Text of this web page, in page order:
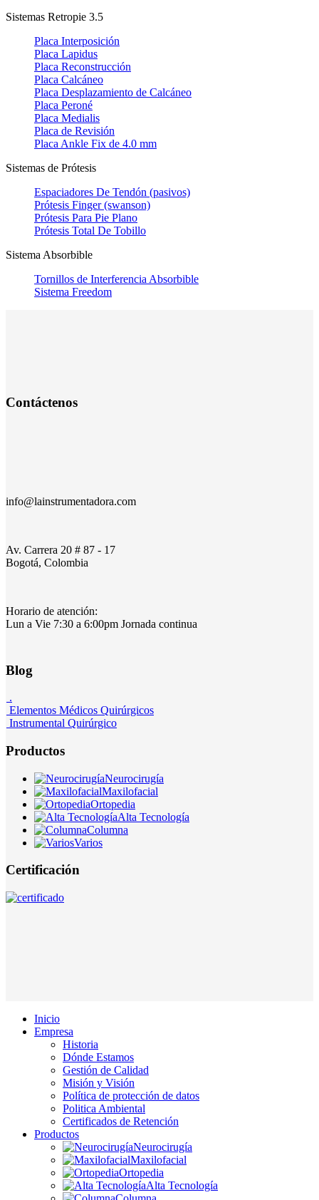
Sistemas Retropie 3.5
Placa Interposición
Placa Lapidus
Placa Reconstrucción
Placa Calcáneo
Placa Desplazamiento de Calcáneo
Placa Peroné
Placa Medialis
Placa de Revisión
Placa Ankle Fix de 4.0 mm
Sistemas de Prótesis
Espaciadores De Tendón (pasivos)
Prótesis Finger (swanson)
Prótesis Para Pie Plano
Prótesis Total De Tobillo
Sistema Absorbible
Tornillos de Interferencia Absorbible
Sistema Freedom
Contáctenos
info@lainstrumentadora.com
Av. Carrera 20 # 87 - 17
Bogotá, Colombia
Horario de atención:
Lun a Vie 7:30 a 6:00pm Jornada continua
Blog
.
Elementos Médicos Quirúrgicos
Instrumental Quirúrgico
Productos
Neurocirugía
Maxilofacial
Ortopedia
Alta Tecnología
Columna
Varios
Certificación
Inicio
Empresa
Historia
Dónde Estamos
Gestión de Calidad
Misión y Visión
Política de protección de datos
Politica Ambiental
Certificados de Retención
Productos
Neurocirugía
Maxilofacial
Ortopedia
Alta Tecnología